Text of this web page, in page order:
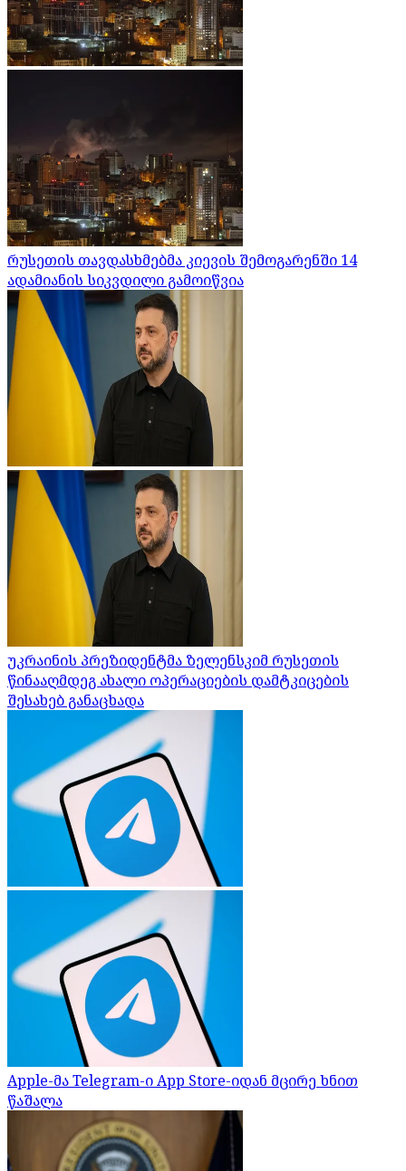
რუსეთის თავდასხმებმა კიევის შემოგარენში 14
ადამიანის სიკვდილი გამოიწვია
უკრაინის პრეზიდენტმა ზელენსკიმ რუსეთის
წინააღმდეგ ახალი ოპერაციების დამტკიცების
შესახებ განაცხადა
Apple-მა Telegram-ი App Store-იდან მცირე ხნით
წაშალა